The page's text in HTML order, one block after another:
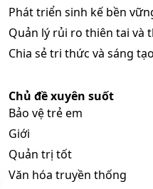
Phát triển sinh kế bền
Quản lý rủi ro thiên tai và
Chia sẻ tri thức và sáng tạo
Chủ đề xuyên suốt
Bảo vệ trẻ em
Giới
Quản trị tốt
Văn hóa truyền thống